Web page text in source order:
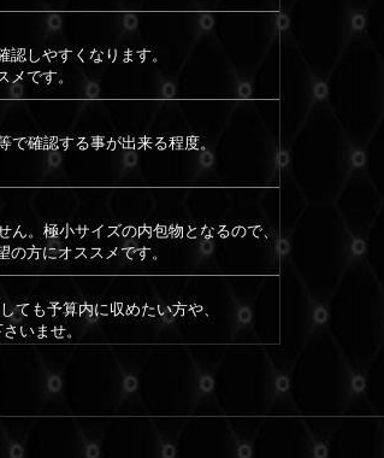
しやすくなります。
です。
確認する事が出来る程度。
。極小サイズの内包物となるので、
方にオススメです。
ても予算内に収めたい方や、
いませ。